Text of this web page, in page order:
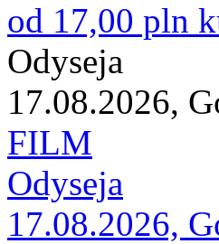
od 17,00 pln
Odyseja
17.08.2026,
FILM
Odyseja
17.08.2026,